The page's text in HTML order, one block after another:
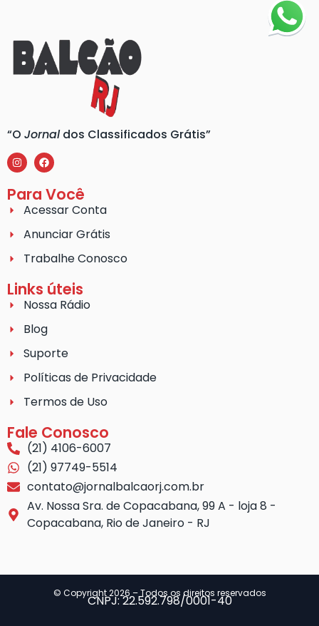
“O Jornaldos Classificados Grátis”
Para Você
Acessar Conta
Anunciar Grátis
Trabalhe Conosco
Links úteis
Nossa Rádio
Blog
Suporte
Políticas de Privacidade
Termos de Uso
Fale Conosco
(21) 4106-6007
(21) 97749-5514
contato@jornalbalcaorj.com.br
Av. Nossa Sra. de Copacabana, 99 A - loja 8 -
Copacabana, Rio de Janeiro - RJ
© Copyright 2026 – Todos os direitos reservados
CNPJ: 22.592.798/0001-40